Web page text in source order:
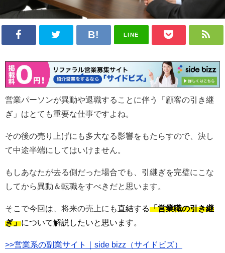
LINE
営業パーソンが異動や退職することに伴う「顧客の引き継
ぎ」はとても重要な仕事ですよね。
その後の売り上げにも多大なる影響をもたらすので、決し
て中途半端にしてはいけません。
もしあなたが去る側だった場合でも、引継ぎを完璧にこな
してから異動＆転職をすべきだと思います。
そこで今回は、将来の売上にも直結する「営業職の引き継
ぎ」について解説したいと思います。
>>営業系の副業サイト｜side bizz（サイドビズ）